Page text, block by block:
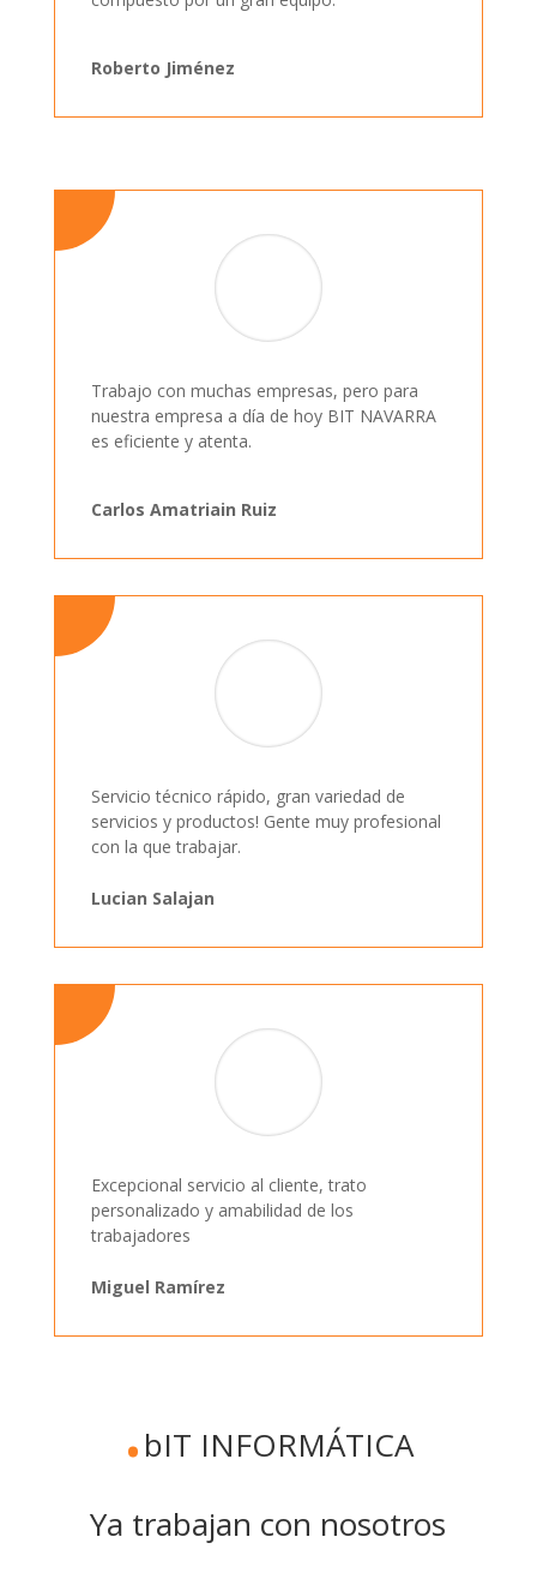
Roberto Jiménez
Trabajo con muchas empresas, pero para
nuestra empresa a día de hoy BIT NAVARRA
es eficiente y atenta.
Carlos Amatriain Ruiz
Servicio técnico rápido, gran variedad de
servicios y productos! Gente muy profesional
con la que trabajar.
Lucian Salajan
Excepcional servicio al cliente, trato
personalizado y amabilidad de los
trabajadores
Miguel Ramírez
.bIT INFORMÁTICA
Ya trabajan con nosotros